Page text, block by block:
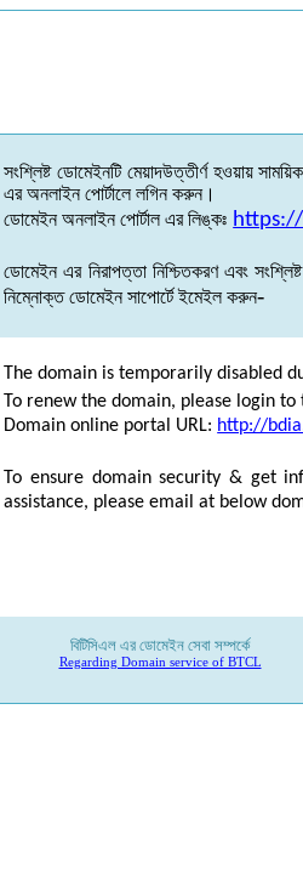
সংশ্লিষ্ট ডোমেইনটি মেয়াদউত্তীর্ণ হওয়ায়
এর অনলাইন পোর্টালে লগিন করুন।
ডোমেইন অনলাইন পোর্টাল এর লিঙ্কঃ
ডোমেইন এর নিরাপত্তা নিশ্চিতকরণ এবং সংশ্লিষ্ট
নিম্নোক্ত ডোমেইন সাপোর্টে ইমেইল করুন-
The domain is temporarily disabled
To renew the domain, please login to
Domain online portal URL: http://
To ensure domain security & get
assistance, please email at below
বিটিসিএল এর ডোমেইন সেবা সম্পর্কে
Regarding Domain service of BTCL